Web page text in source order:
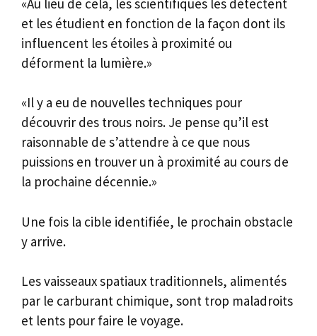
et les étudient en fonction de la façon dont ils
influencent les étoiles à proximité ou
déforment la lumière.»
«Il y a eu de nouvelles techniques pour
découvrir des trous noirs. Je pense qu’il est
raisonnable de s’attendre à ce que nous
puissions en trouver un à proximité au cours de
la prochaine décennie.»
Une fois la cible identifiée, le prochain obstacle
y arrive.
Les vaisseaux spatiaux traditionnels, alimentés
par le carburant chimique, sont trop maladroits
et lents pour faire le voyage.